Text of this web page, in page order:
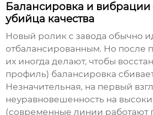
Балансировка и
убийца качества
Новый ролик с завода обычно
отбалансированным. Но после
их иногда делают, чтобы
профиль) балансировка
Незначительная, на первый
неуравновешенность на
(современные линии работают